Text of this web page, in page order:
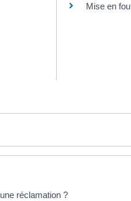
Mise en
réclamation ?